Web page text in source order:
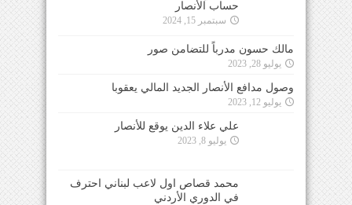
حساب الأنصار
سبتمبر 15, 2024
مالك حسون مدرباً للتضامن صور
يوليو 28, 2023
وصول مدافع الأنصار الجديد المالي يعقوبا
يوليو 12, 2023
علي علاء الدين يوقع للأنصار
يوليو 8, 2023
محمد قصاص اول لاعب لبناني احترف
في الدوري الأردني